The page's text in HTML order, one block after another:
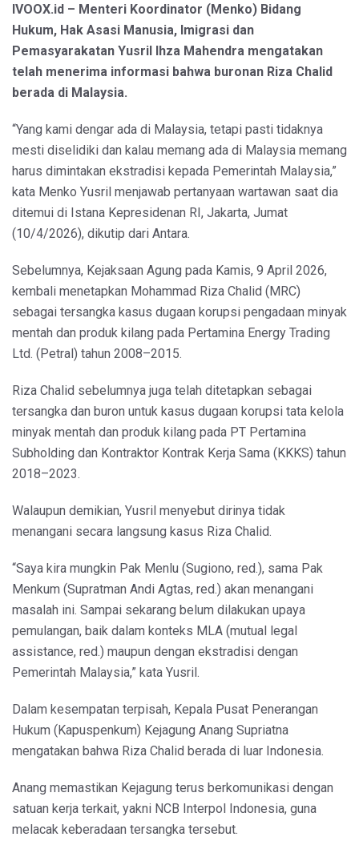
IVOOX.id – Menteri Koordinator (Menko) Bidang
Hukum, Hak Asasi Manusia, Imigrasi dan
Pemasyarakatan Yusril Ihza Mahendra mengatakan
telah menerima informasi bahwa buronan Riza Chalid
berada di Malaysia.
“Yang kami dengar ada di Malaysia, tetapi pasti tidaknya
mesti diselidiki dan kalau memang ada di Malaysia memang
harus dimintakan ekstradisi kepada Pemerintah Malaysia,”
kata Menko Yusril menjawab pertanyaan wartawan saat dia
ditemui di Istana Kepresidenan RI, Jakarta, Jumat
(10/4/2026), dikutip dari Antara.
Sebelumnya, Kejaksaan Agung pada Kamis, 9 April 2026,
kembali menetapkan Mohammad Riza Chalid (MRC)
sebagai tersangka kasus dugaan korupsi pengadaan minyak
mentah dan produk kilang pada Pertamina Energy Trading
Ltd. (Petral) tahun 2008–2015.
Riza Chalid sebelumnya juga telah ditetapkan sebagai
tersangka dan buron untuk kasus dugaan korupsi tata kelola
minyak mentah dan produk kilang pada PT Pertamina
Subholding dan Kontraktor Kontrak Kerja Sama (KKKS) tahun
2018–2023.
Walaupun demikian, Yusril menyebut dirinya tidak
menangani secara langsung kasus Riza Chalid.
“Saya kira mungkin Pak Menlu (Sugiono, red.), sama Pak
Menkum (Supratman Andi Agtas, red.) akan menangani
masalah ini. Sampai sekarang belum dilakukan upaya
pemulangan, baik dalam konteks MLA (mutual legal
assistance, red.) maupun dengan ekstradisi dengan
Pemerintah Malaysia,” kata Yusril.
Dalam kesempatan terpisah, Kepala Pusat Penerangan
Hukum (Kapuspenkum) Kejagung Anang Supriatna
mengatakan bahwa Riza Chalid berada di luar Indonesia.
Anang memastikan Kejagung terus berkomunikasi dengan
satuan kerja terkait, yakni NCB Interpol Indonesia, guna
melacak keberadaan tersangka tersebut.